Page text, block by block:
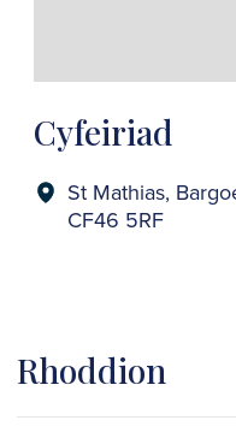
Cyfeiriad
St Mathias,
CF46 5RF
Rhoddion